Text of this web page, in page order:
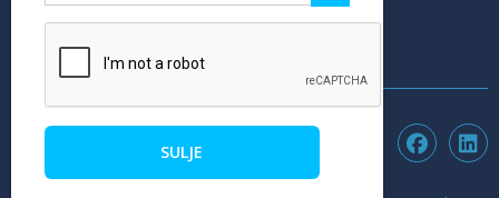
SULJE